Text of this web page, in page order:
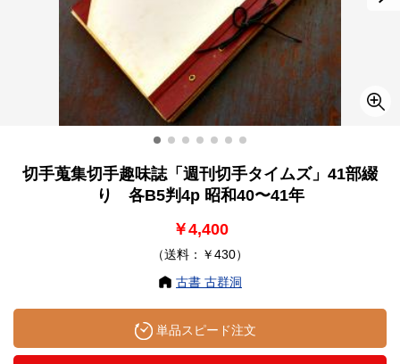
切手蒐集切手趣味誌「週刊切手タイムズ」41部綴
り 各B5判4p 昭和40〜41年
￥4,400
（送料：￥430）
古書 古群洞
単品スピード注文